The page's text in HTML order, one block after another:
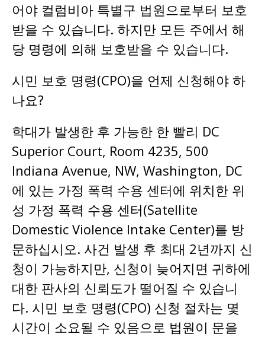
어야 컬럼비아 특별구 법원으로부터 보호
받을 수 있습니다. 하지만 모든 주에서 해
당 명령에 의해 보호받을 수 있습니다.
시민 보호 명령(CPO)을 언제 신청해야 하
나요?
학대가 발생한 후 가능한 한 빨리 DC
Superior Court, Room 4235, 500
Indiana Avenue, NW, Washington, DC
에 있는 가정 폭력 수용 센터에 위치한 위
성 가정 폭력 수용 센터(Satellite
Domestic Violence Intake Center)를 방
문하십시오. 사건 발생 후 최대 2년까지 신
청이 가능하지만, 신청이 늦어지면 귀하에
대한 판사의 신뢰도가 떨어질 수 있습니
다. 시민 보호 명령(CPO) 신청 절차는 몇
시간이 소요될 수 있음으로 법원이 문을